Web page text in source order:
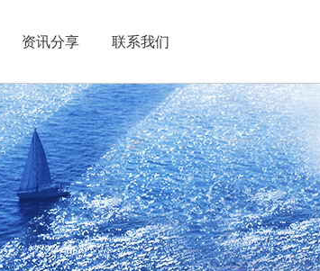
资讯分享 联系我们